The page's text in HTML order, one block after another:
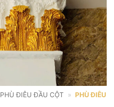
PHÙ ĐIÊU ĐẦU CỘT » PHÙ ĐIÊU